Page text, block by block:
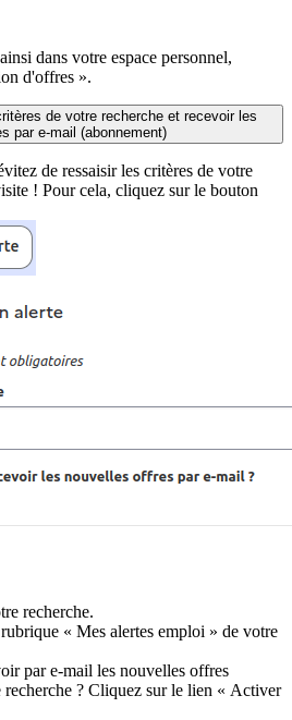
dans votre espace personnel,
d'offres ».
de votre recherche et recevoir les
par e-mail (abonnement)
de ressaisir les critères de votre
! Pour cela, cliquez sur le bouton
recherche.
« Mes alertes emploi » de votre
par e-mail les nouvelles offres
recherche ? Cliquez sur le lien « Activer